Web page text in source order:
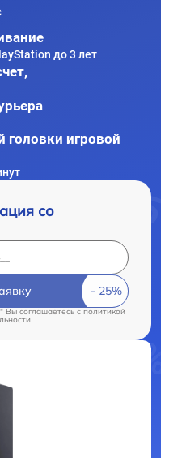
до 3 лет
игровой
со
Вы соглашаетесь cполитикой